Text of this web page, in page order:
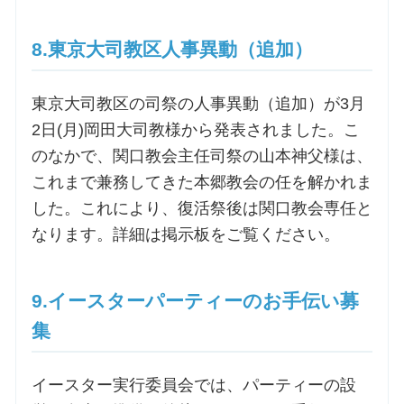
8.東京大司教区人事異動（追加）
東京大司教区の司祭の人事異動（追加）が3月
2日(月)岡田大司教様から発表されました。こ
のなかで、関口教会主任司祭の山本神父様は、
これまで兼務してきた本郷教会の任を解かれま
した。これにより、復活祭後は関口教会専任と
なります。詳細は掲示板をご覧ください。
9.イースターパーティーのお手伝い募
集
イースター実行委員会では、パーティーの設